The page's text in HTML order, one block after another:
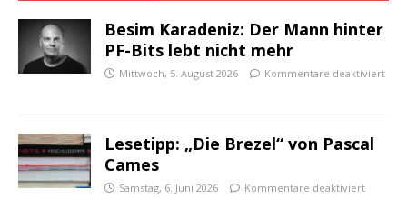
Besim Karadeniz: Der Mann hinter
PF-Bits lebt nicht mehr
Mittwoch, 5. August 2026 Kommentare deaktiviert
Lesetipp: „Die Brezel“ von Pascal
Cames
Samstag, 6. Juni 2026 Kommentare deaktiviert